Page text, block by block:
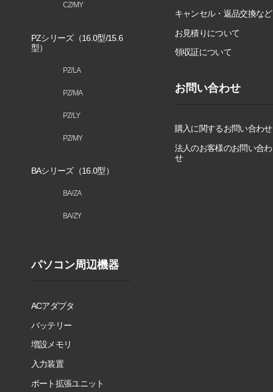
CZ/MY
PZシリーズ（16.0型/15.6
型）
PZ/LA
PZ/MA
PZ/LY
PZ/MY
BAシリーズ（16.0型）
BA/ZA
BA/ZY
パソコン周辺機器
ACアダプタ
バッテリー
増設メモリ
入力装置
ポート拡張ユニット
キャンセル・返品交換など
お見積りについて
領収証について
お問い合わせ
購入に関するお問い合わせ
法人のお客様のお問い合わ
せ